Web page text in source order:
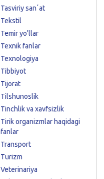
Tasviriy sanʼat
Tekstil
Temir yo'llar
Texnik fanlar
Texnologiya
Tibbiyot
Tijorat
Tilshunoslik
Tinchlik va xavfsizlik
Tirik organizmlar haqidagi
fanlar
Transport
Turizm
Veterinariya